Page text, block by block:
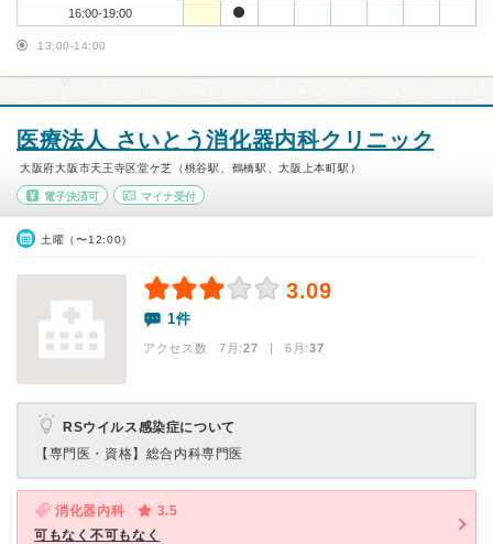
16:00-19:00
13:00-14:00
医療法人 さいとう消化器内科クリニック
大阪府大阪市天王寺区堂ケ芝（桃谷駅、鶴橋駅、大阪上本町駅）
電子決済可 マイナ受付
土曜（〜12:00）
3.09
1件
アクセス数 7月:27 | 6月:37
RSウイルス感染症について
【専門医・資格】 総合内科専門医
消化器内科
3.5
可もなく不可もなく